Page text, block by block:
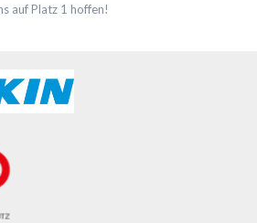
auf Platz 1 hoffen!